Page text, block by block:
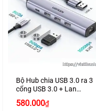
Bộ Hub chia USB 3.0 ra 3
cổng USB 3.0 + Lan
20915 cao cấp
580.000₫